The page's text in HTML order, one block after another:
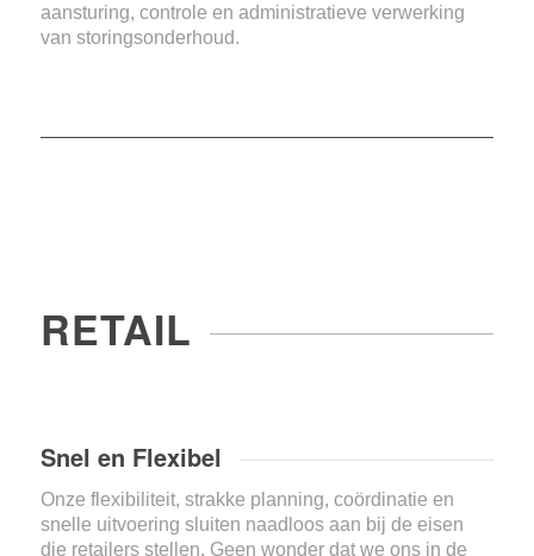
aansturing, controle en administratieve verwerking
van storingsonderhoud.
RETAIL
Snel en Flexibel
Onze flexibiliteit, strakke planning, coördinatie en
snelle uitvoering sluiten naadloos aan bij de eisen
die retailers stellen. Geen wonder dat we ons in de